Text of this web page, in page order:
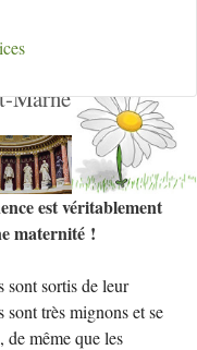
Marne
est véritablement
maternité !
sont sortis de leur
sont très mignons et se
de même que les